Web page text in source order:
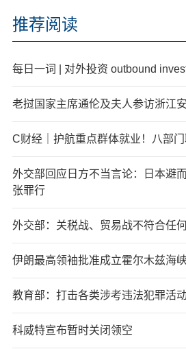
推荐阅读
每日一词 | 对外投资 outbound
老挝国家主席通伦及夫人参访浙江
C财经｜护航重点群体就业！八部门
外交部回应日方不当言论：日本避
张罪行
外交部：关税战、贸易战不符合任
伊朗最高领袖批准成立霍尔木兹海
教育部：打击各类涉考违法犯罪活
科威特宣布暂时关闭领空